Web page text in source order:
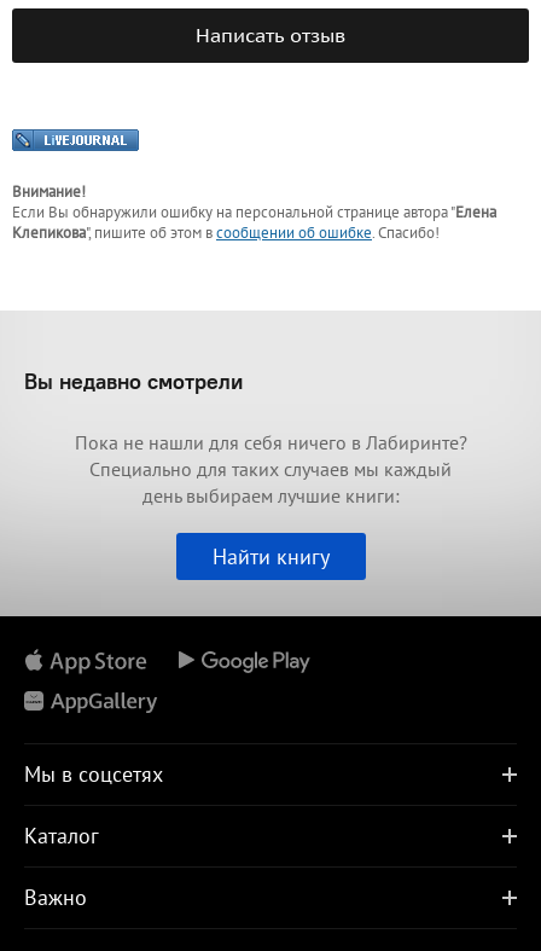
Написать отзыв
Внимание!
Если Вы обнаружили ошибку на персональной странице автора "Елена
Клепикова", пишите об этом всообщении об ошибке. Спасибо!
Вы недавно смотрели
Пока не нашли для себя ничего в Лабиринте?
Специально для таких случаев мы каждый
день выбираем лучшие книги:
Найти книгу
Мы в соцсетях
Каталог
Важно